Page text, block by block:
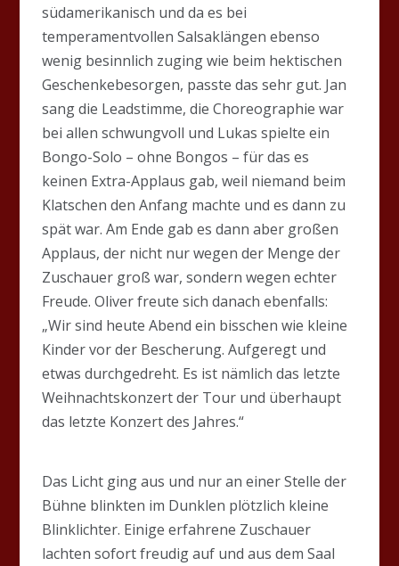
südamerikanisch und da es bei
temperamentvollen Salsaklängen ebenso
wenig besinnlich zuging wie beim hektischen
Geschenkebesorgen, passte das sehr gut. Jan
sang die Leadstimme, die Choreographie war
bei allen schwungvoll und Lukas spielte ein
Bongo-Solo – ohne Bongos – für das es
keinen Extra-Applaus gab, weil niemand beim
Klatschen den Anfang machte und es dann zu
spät war. Am Ende gab es dann aber großen
Applaus, der nicht nur wegen der Menge der
Zuschauer groß war, sondern wegen echter
Freude. Oliver freute sich danach ebenfalls:
„Wir sind heute Abend ein bisschen wie kleine
Kinder vor der Bescherung. Aufgeregt und
etwas durchgedreht. Es ist nämlich das letzte
Weihnachtskonzert der Tour und überhaupt
das letzte Konzert des Jahres.“
Das Licht ging aus und nur an einer Stelle der
Bühne blinkten im Dunklen plötzlich kleine
Blinklichter. Einige erfahrene Zuschauer
lachten sofort freudig auf und aus dem Saal